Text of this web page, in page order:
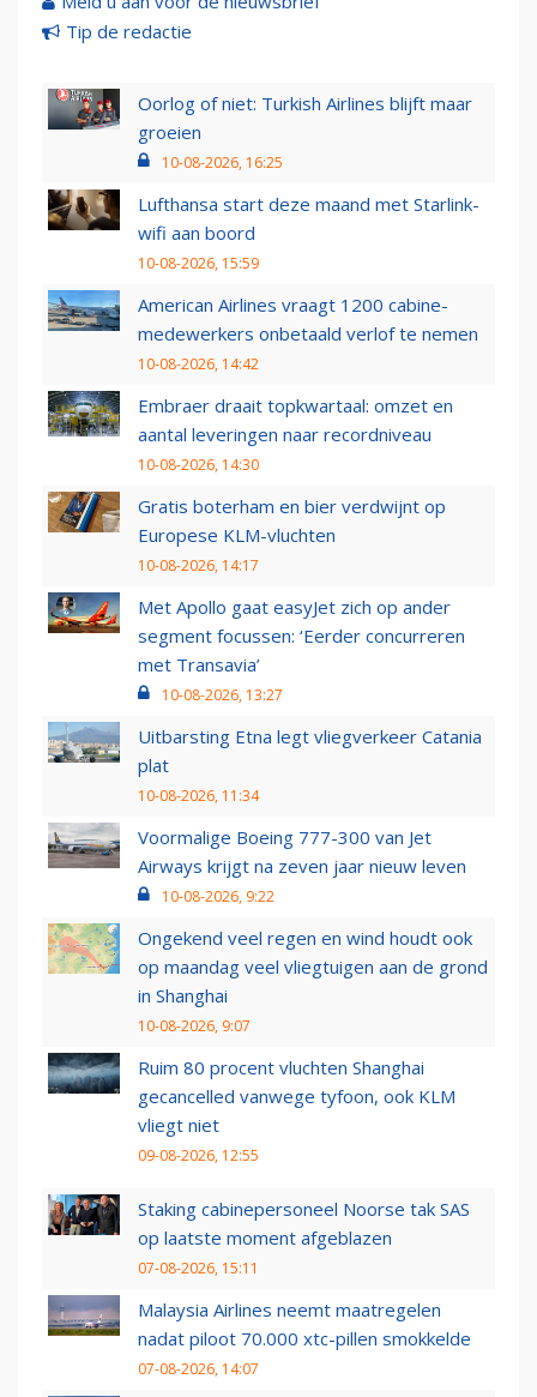
Tip de redactie
Oorlog of niet: Turkish Airlines blijft maar
groeien
10-08-2026, 16:25
Lufthansa start deze maand met Starlink-
wifi aan boord
10-08-2026, 15:59
American Airlines vraagt 1200 cabine-
medewerkers onbetaald verlof te nemen
10-08-2026, 14:42
Embraer draait topkwartaal: omzet en
aantal leveringen naar recordniveau
10-08-2026, 14:30
Gratis boterham en bier verdwijnt op
Europese KLM-vluchten
10-08-2026, 14:17
Met Apollo gaat easyJet zich op ander
segment focussen: ‘Eerder concurreren
met Transavia’
10-08-2026, 13:27
Uitbarsting Etna legt vliegverkeer Catania
plat
10-08-2026, 11:34
Voormalige Boeing 777-300 van Jet
Airways krijgt na zeven jaar nieuw leven
10-08-2026, 9:22
Ongekend veel regen en wind houdt ook
op maandag veel vliegtuigen aan de grond
in Shanghai
10-08-2026, 9:07
Ruim 80 procent vluchten Shanghai
gecancelled vanwege tyfoon, ook KLM
vliegt niet
09-08-2026, 12:55
Staking cabinepersoneel Noorse tak SAS
op laatste moment afgeblazen
07-08-2026, 15:11
Malaysia Airlines neemt maatregelen
nadat piloot 70.000 xtc-pillen smokkelde
07-08-2026, 14:07